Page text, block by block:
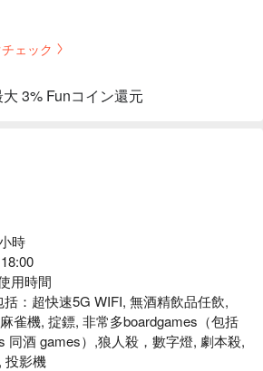
ェック
3% Funコイン還元
時
用時間
括：超快速5G WIFI, 無酒精飲品任飲,
雀機, 掟鏢, 非常多boardgames（包括
同酒 games）,狼人殺，數字燈, 劇本殺,
投影機